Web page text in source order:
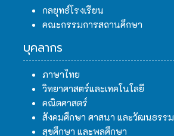
กลยุทธ์โรงเรียน
คณะกรรมการสถานศึกษา
บุคลากร
ภาษาไทย
วิทยาศาสตร์และเทคโนโลยี
คณิตศาสตร์
สังคมศึกษา ศาสนา และวัฒนธรรม
สุขศึกษา และพลศึกษา